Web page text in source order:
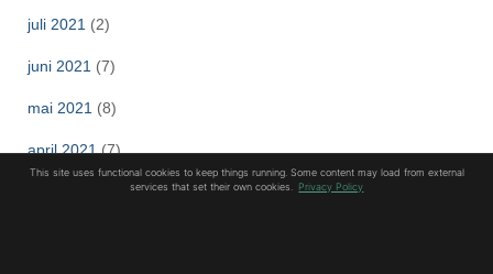
juli 2021 (2)
juni 2021 (7)
mai 2021 (8)
april 2021(7)
This site uses functional cookies to keep things running. Some content may load from external
services that set their own cookies.
Privacy Policy